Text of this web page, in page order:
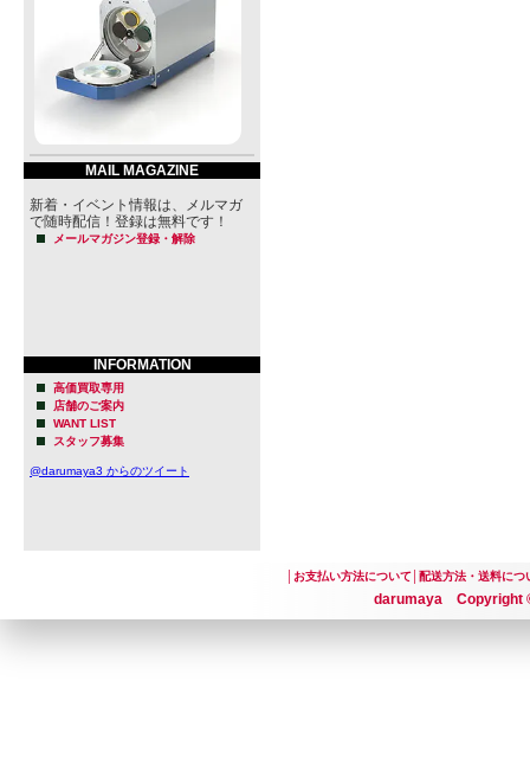
MAIL MAGAZINE
新着・イベント情報は、メルマガ
で随時配信！登録は無料です！
メールマガジン登録・解除
INFORMATION
高価買取専用
店舗のご案内
WANT LIST
スタッフ募集
@darumaya3 からのツイート
お支払い方法について│ 配送方法・送料につ
darumaya Copyright